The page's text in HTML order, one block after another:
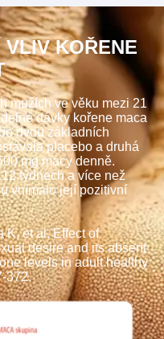
KOŘENE
mužích ve věku mezi 21
dávky kořene maca
dvou základních
placebo a druhá
mg macy denně.
týdnech a více než
vnímalo její pozitivní
K, et al. Effect of
desire and its absent
levels in adult healthy
372.